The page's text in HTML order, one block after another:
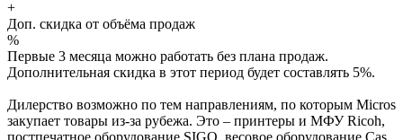
+
Доп. скидка от объёма продаж
%
Первые 3 месяца можно работать без плана продаж.
Дополнительная скидка в этот период будет составлять 5%.
Дилерство возможно по тем направлениям, по которым Micros
закупает товары из-за рубежа. Это – принтеры и МФУ Ricoh,
постпечатное оборудование SIGO, весовое оборудование Cas